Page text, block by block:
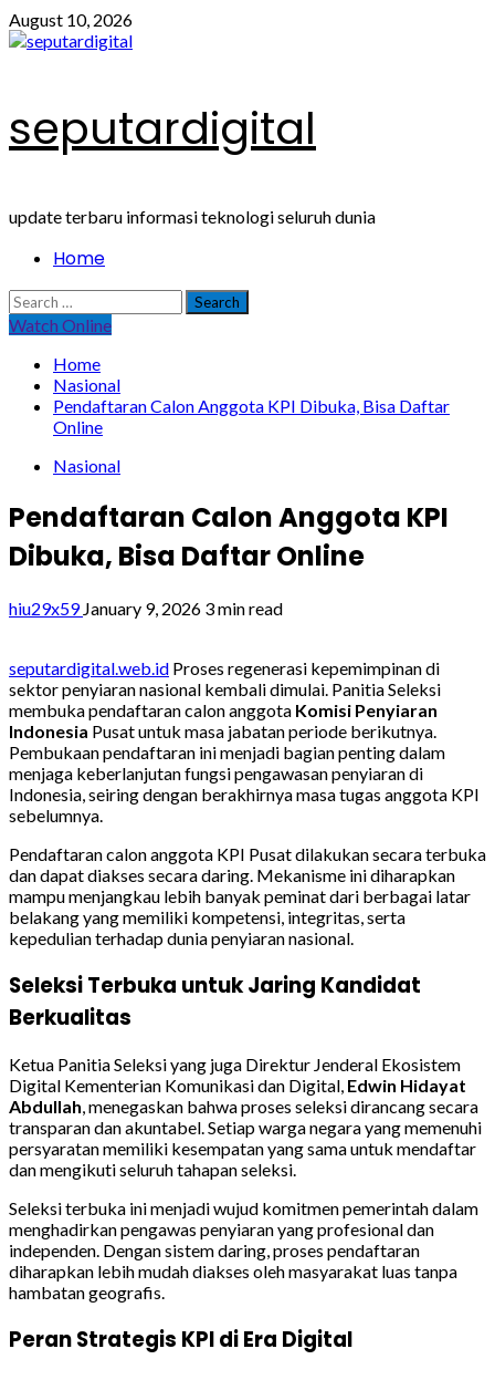
Skip
to
August 10, 2026
seputardigital
update terbaru informasi teknologi seluruh dunia
PrimaryHome
Search
for:
Watch Online
Home
Nasional
Pendaftaran Calon Anggota KPI Dibuka, Bisa Daftar
Online
Nasional
Pendaftaran Calon Anggota KPI
Dibuka, Bisa Daftar Online
hiu29x59January 9, 2026 3 min read
seputardigital.web.id Proses regenerasi kepemimpinan di
sektor penyiaran nasional kembali dimulai. Panitia Seleksi
membuka pendaftaran calon anggota Komisi Penyiaran
Indonesia Pusat untuk masa jabatan periode berikutnya.
Pembukaan pendaftaran ini menjadi bagian penting dalam
menjaga keberlanjutan fungsi pengawasan penyiaran di
Indonesia, seiring dengan berakhirnya masa tugas anggota KPI
sebelumnya.
Pendaftaran calon anggota KPI Pusat dilakukan secara terbuka
dan dapat diakses secara daring. Mekanisme ini diharapkan
mampu menjangkau lebih banyak peminat dari berbagai latar
belakang yang memiliki kompetensi, integritas, serta
kepedulian terhadap dunia penyiaran nasional.
Seleksi Terbuka untuk Jaring Kandidat
Berkualitas
Ketua Panitia Seleksi yang juga Direktur Jenderal Ekosistem
Digital Kementerian Komunikasi dan Digital, Edwin Hidayat
Abdullah, menegaskan bahwa proses seleksi dirancang secara
transparan dan akuntabel. Setiap warga negara yang memenuhi
persyaratan memiliki kesempatan yang sama untuk mendaftar
dan mengikuti seluruh tahapan seleksi.
Seleksi terbuka ini menjadi wujud komitmen pemerintah dalam
menghadirkan pengawas penyiaran yang profesional dan
independen. Dengan sistem daring, proses pendaftaran
diharapkan lebih mudah diakses oleh masyarakat luas tanpa
hambatan geografis.
Peran Strategis KPI di Era Digital